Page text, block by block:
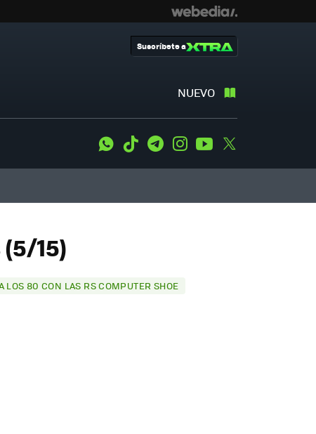
NUEVO
Suscríbete a
WhatsApp
Tiktok TelegramInstagramYoutube
15)
LOS 80 CON LAS RS COMPUTER SHOE